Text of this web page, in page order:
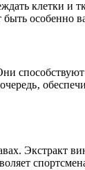
клетки и
быть особенно
Экстракт